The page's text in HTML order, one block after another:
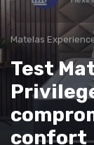
Matelas
Test
confort